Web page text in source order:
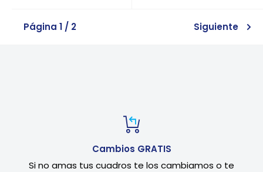
Página 1 / 2 Siguiente
Cambios GRATIS
Si no amas tus cuadros te los cambiamos o te